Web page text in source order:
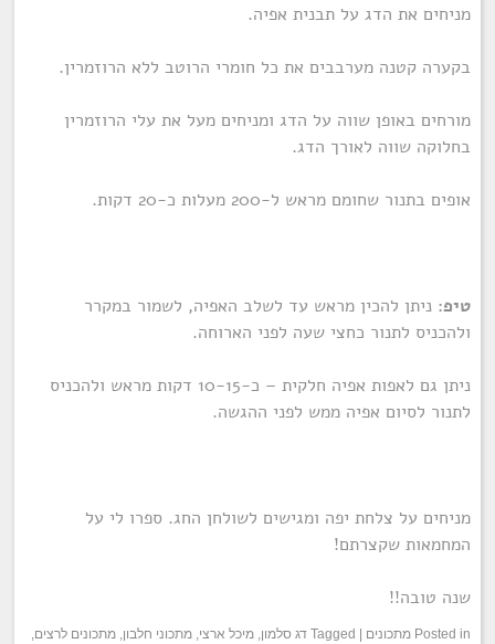
מניחים את הדג על תבנית אפיה.
בקערה קטנה מערבבים את כל חומרי הרוטב ללא הרוזמרין.
מורחים באופן שווה על הדג ומניחים מעל את עלי הרוזמרין
בחלוקה שווה לאורך הדג.
אופים בתנור שחומם מראש ל-200 מעלות כ-20 דקות.
טיפ: ניתן להכין מראש עד לשלב האפיה, לשמור במקרר
ולהכניס לתנור כחצי שעה לפני הארוחה.
ניתן גם לאפות אפיה חלקית – כ-10-15 דקות מראש ולהכניס
לתנור לסיום אפיה ממש לפני ההגשה.
מניחים על צלחת יפה ומגישים לשולחן החג. ספרו לי על
המחמאות שקצרתם!
שנה טובה!!
Posted in מתכונים |
Tagged דג סלמון ,מיכל ארצי ,מתכוני חלבון ,מתכונים לרצים